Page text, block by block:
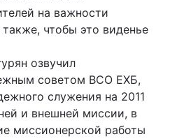
на важности
чтобы это виденье
озвучил
советом ВСО ЕХБ,
служения на 2011
и внешней миссии, в
миссионерской работы